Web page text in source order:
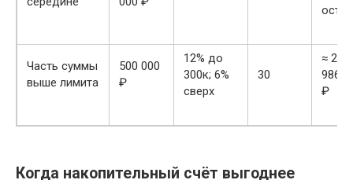
Часть суммы
выше лимита
500 000
₽
12% до
300к; 6%
сверх
30
≈ 2
986
₽
Когда накопительный счёт выгоднее